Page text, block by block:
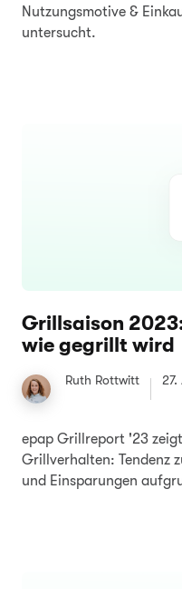
Nutzungsmotive &
untersucht.
Grillsaison
wie gegrillt wird
Ruth Rottwitt
epap Grillreport '23
Grillverhalten: Tendenz
und Einsparungen